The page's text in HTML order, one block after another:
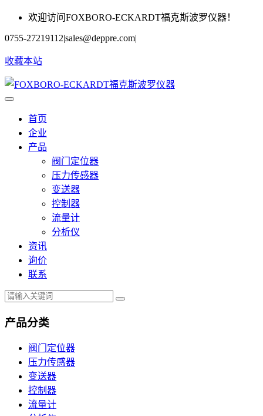
欢迎访问FOXBORO-ECKARDT福克斯波罗仪器！
0755-27219112|sales@deppre.com|
收藏本站
首页
企业
产品
阀门定位器
压力传感器
变送器
控制器
流量计
分析仪
资讯
询价
联系
产品分类
阀门定位器
压力传感器
变送器
控制器
流量计